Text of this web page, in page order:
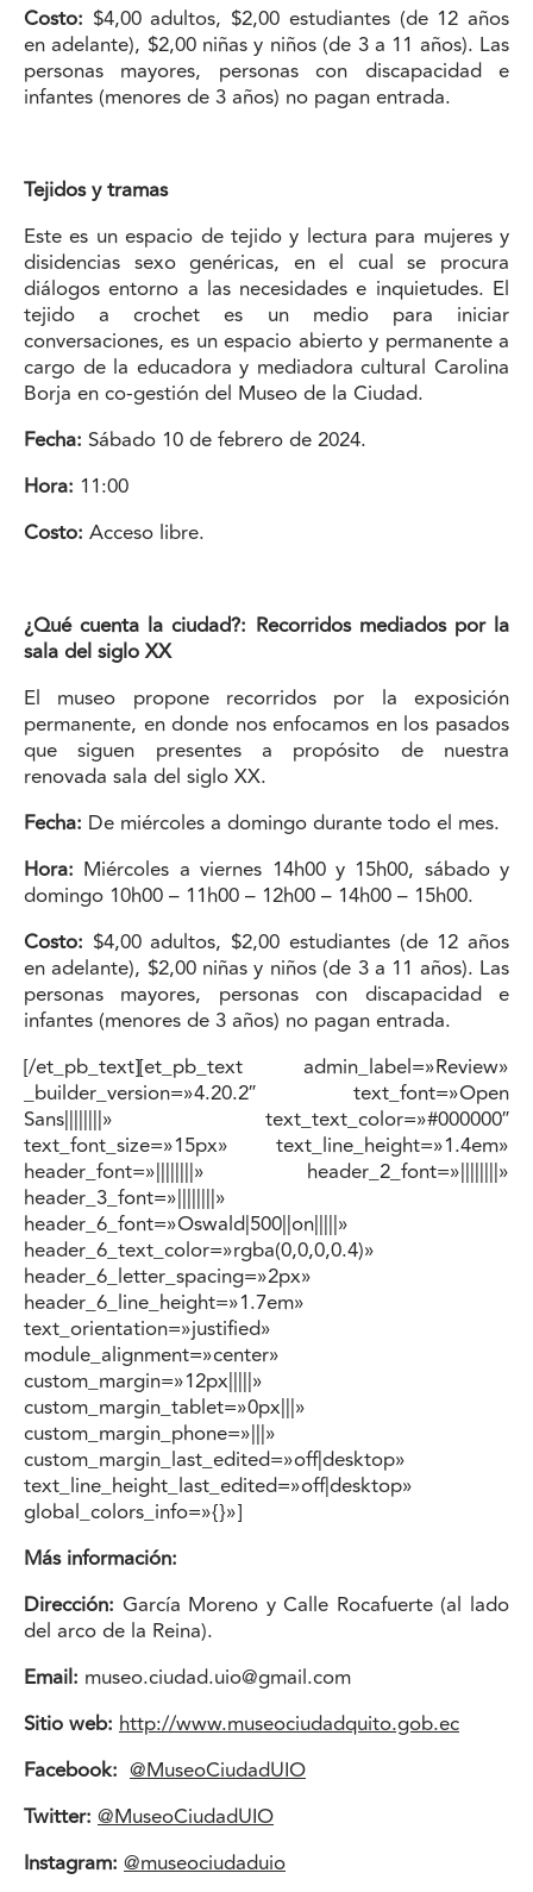
Costo: $4,00 adultos, $2,00 estudiantes (de 12 años
en adelante), $2,00 niñas y niños (de 3 a 11 años). Las
personas mayores, personas con discapacidad e
infantes (menores de 3 años) no pagan entrada.
Tejidos y tramas
Este es un espacio de tejido y lectura para mujeres y
disidencias sexo genéricas, en el cual se procura
diálogos entorno a las necesidades e inquietudes. El
tejido a crochet es un medio para iniciar
conversaciones, es un espacio abierto y permanente a
cargo de la educadora y mediadora cultural Carolina
Borja en co-gestión del Museo de la Ciudad.
Fecha: Sábado 10 de febrero de 2024.
Hora: 11:00
Costo: Acceso libre.
¿Qué cuenta la ciudad?: Recorridos mediados por la
sala del siglo XX
El museo propone recorridos por la exposición
permanente, en donde nos enfocamos en los pasados
que siguen presentes a propósito de nuestra
renovada sala del siglo XX.
Fecha: De miércoles a domingo durante todo el mes.
Hora: Miércoles a viernes 14h00 y 15h00, sábado y
domingo 10h00 – 11h00 – 12h00 – 14h00 – 15h00.
Costo: $4,00 adultos, $2,00 estudiantes (de 12 años
en adelante), $2,00 niñas y niños (de 3 a 11 años). Las
personas mayores, personas con discapacidad e
infantes (menores de 3 años) no pagan entrada.
[/et_pb_text][et_pb_text admin_label=»Review»
_builder_version=»4.20.2″ text_font=»Open
Sans||||||||» text_text_color=»#000000″
text_font_size=»15px» text_line_height=»1.4em»
header_font=»||||||||» header_2_font=»||||||||»
header_3_font=»||||||||»
header_6_font=»Oswald|500||on|||||»
header_6_text_color=»rgba(0,0,0,0.4)»
header_6_letter_spacing=»2px»
header_6_line_height=»1.7em»
text_orientation=»justified»
module_alignment=»center»
custom_margin=»12px|||||»
custom_margin_tablet=»0px|||»
custom_margin_phone=»|||»
custom_margin_last_edited=»off|desktop»
text_line_height_last_edited=»off|desktop»
global_colors_info=»{}»]
Más información:
Dirección: García Moreno y Calle Rocafuerte (al lado
del arco de la Reina).
Email: museo.ciudad.uio@gmail.com
Sitio web: http://www.museociudadquito.gob.ec
Facebook: @MuseoCiudadUIO
Twitter: @MuseoCiudadUIO
Instagram: @museociudaduio